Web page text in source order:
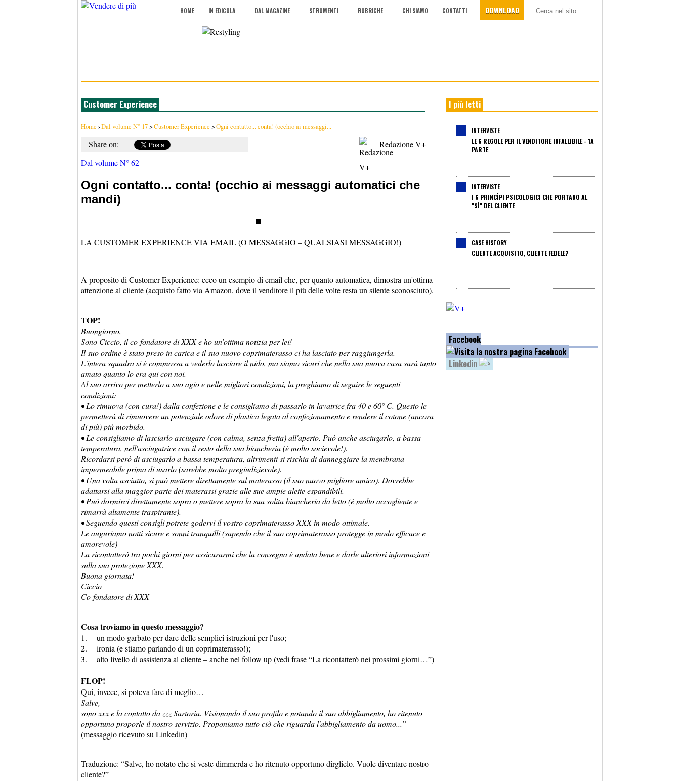
HOME IN EDICOLA DAL MAGAZINE STRUMENTI RUBRICHE CHI SIAMO CONTATTI DOWNLOAD
Customer Experience
Home ›Dal volume N° 17>Customer Experience >Ogni contatto... conta! (occhio ai messaggi...
Share on:
Redazione V+
Dal volume N° 62
Ogni contatto... conta! (occhio ai messaggi automatici che
mandi)
LA CUSTOMER EXPERIENCE VIA EMAIL (O MESSAGGIO – QUALSIASI MESSAGGIO!)
A proposito di Customer Experience: ecco un esempio di email che, per quanto automatica, dimostra un'ottima
attenzione al cliente (acquisto fatto via Amazon, dove il venditore il più delle volte resta un silente sconosciuto).
TOP!
Buongiorno,
Sono Ciccio, il co-fondatore di XXX e ho un’ottima notizia per lei!
Il suo ordine è stato preso in carica e il suo nuovo coprimaterasso ci ha lasciato per raggiungerla.
L'intera squadra si è commossa a vederlo lasciare il nido, ma siamo sicuri che nella sua nuova casa sarà tanto
amato quanto lo era qui con noi.
Al suo arrivo per metterlo a suo agio e nelle migliori condizioni, la preghiamo di seguire le seguenti
condizioni:
• Lo rimuova (con cura!) dalla confezione e le consigliamo di passarlo in lavatrice fra 40 e 60° C. Questo le
permetterà di rimuovere un potenziale odore di plastica legata al confezionamento e rendere il cotone (ancora
di più) più morbido.
• Le consigliamo di lasciarlo asciugare (con calma, senza fretta) all'aperto. Può anche asciugarlo, a bassa
temperatura, nell'asciugatrice con il resto della sua biancheria (è molto socievole!).
Ricordarsi però di asciugarlo a bassa temperatura, altrimenti si rischia di danneggiare la membrana
impermeabile prima di usarlo (sarebbe molto pregiudizievole).
• Una volta asciutto, si può mettere direttamente sul materasso (il suo nuovo migliore amico). Dovrebbe
adattarsi alla maggior parte dei materassi grazie alle sue ampie alette espandibili.
• Può dormirci direttamente sopra o mettere sopra la sua solita biancheria da letto (è molto accogliente e
rimarrà altamente traspirante).
• Seguendo questi consigli potrete godervi il vostro coprimaterasso XXX in modo ottimale.
Le auguriamo notti sicure e sonni tranquilli (sapendo che il suo coprimaterasso protegge in modo efficace e
amorevole)
La ricontatterò tra pochi giorni per assicurarmi che la consegna è andata bene e darle ulteriori informazioni
sulla sua protezione XXX.
Buona giornata!
Ciccio
Co-fondatore di XXX
Cosa troviamo in questo messaggio?
1. un modo garbato per dare delle semplici istruzioni per l'uso;
2. ironia (e stiamo parlando di un coprimaterasso!);
3. alto livello di assistenza al cliente – anche nel follow up (vedi frase “La ricontatterò nei prossimi giorni…”)
FLOP!
Qui, invece, si poteva fare di meglio…
Salve,
sono xxx e la contatto da zzz Sartoria. Visionando il suo profilo e notando il suo abbigliamento, ho ritenuto
opportuno proporle il nostro servizio. Proponiamo tutto ciò che riguarda l'abbigliamento da uomo...”
(messaggio ricevuto su Linkedin)
Traduzione: “Salve, ho notato che si veste dimmerda e ho ritenuto opportuno dirglielo. Vuole diventare nostro
cliente?”
I più letti
INTERVISTE
LE 6 REGOLE PER IL VENDITORE INFALLIBILE - 1A
PARTE
INTERVISTE
I 6 PRINCÌPI PSICOLOGICI CHE PORTANO AL
"SÌ" DEL CLIENTE
CASE HISTORY
CLIENTE ACQUISITO, CLIENTE FEDELE?
Facebook
Linkedin